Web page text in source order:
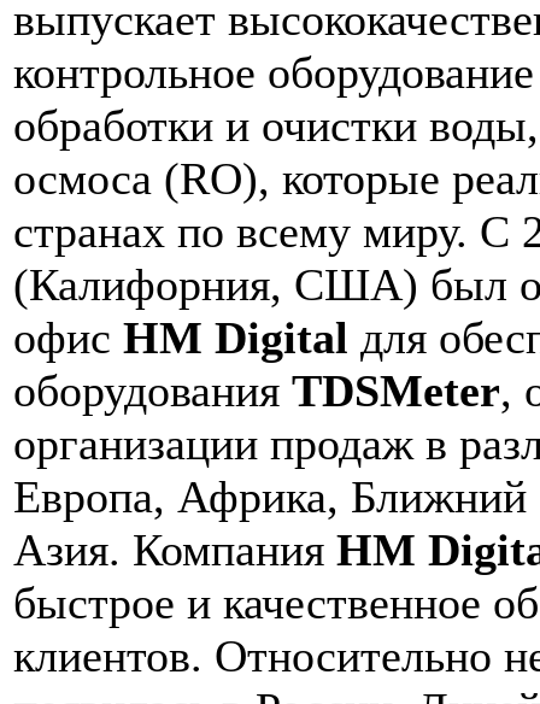
выпускает
контрольное
обработки и очистки
осмоса (RO), которые
странах по всему миру. С
(Калифорния, США) был
офис HM Digital для
оборудования TDSMeter,
организации продаж в
Европа, Африка,
Азия. Компания HM
быстрое и качественное
клиентов. Относительно